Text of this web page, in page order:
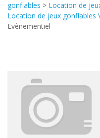
gonflables > Location de
Location de jeux gonflables
Evènementiel